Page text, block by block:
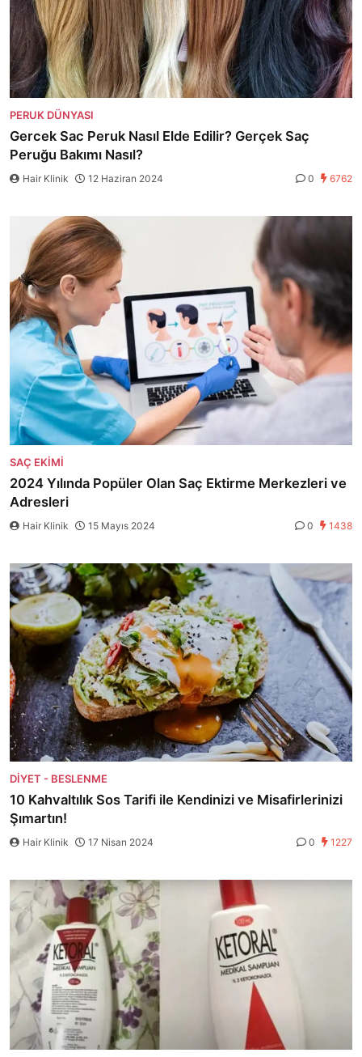
PERUK DÜNYASI
Gercek Sac Peruk Nasıl Elde Edilir? Gerçek Saç
Peruğu Bakımı Nasıl?
Hair Klinik 12 Haziran 2024 0 6762
SAÇ EKIMI
2024 Yılında Popüler Olan Saç Ektirme Merkezleri ve
Adresleri
Hair Klinik 15 Mayıs 2024 0 1438
DIYET - BESLENME
10 Kahvaltılık Sos Tarifi ile Kendinizi ve Misafirlerinizi
Şımartın!
Hair Klinik 17 Nisan 2024 0 1227